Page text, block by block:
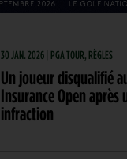
30 JAN. 2026 | PGA TOUR, RÈGLES
Un joueur disqualifié
Insurance Open après
infraction